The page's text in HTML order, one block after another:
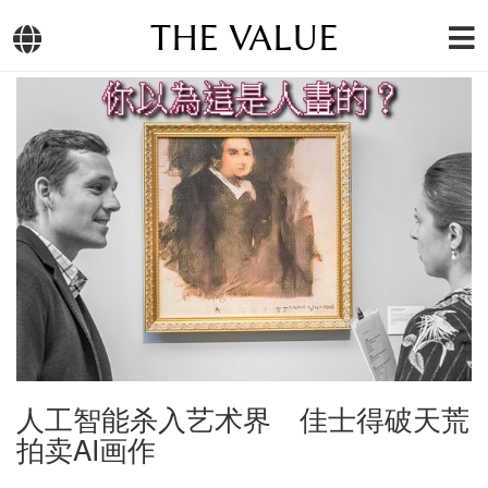
THE VALUE
人工智能杀入艺术界 佳士得破天荒
拍卖AI画作